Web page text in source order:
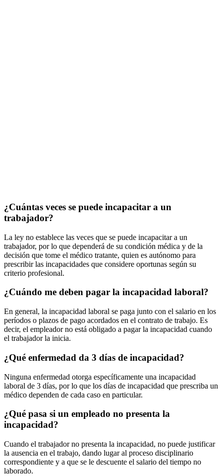
¿Cuántas veces se puede incapacitar a un
trabajador?
La ley no establece las veces que se puede incapacitar a un
trabajador, por lo que dependerá de su condición médica y de la
decisión que tome el médico tratante, quien es autónomo para
prescribir las incapacidades que considere oportunas según su
criterio profesional.
¿Cuándo me deben pagar la incapacidad laboral?
En general, la incapacidad laboral se paga junto con el salario en los
períodos o plazos de pago acordados en el contrato de trabajo. Es
decir, el empleador no está obligado a pagar la incapacidad cuando
el trabajador la inicia.
¿Qué enfermedad da 3 días de incapacidad?
Ninguna enfermedad otorga específicamente una incapacidad
laboral de 3 días, por lo que los días de incapacidad que prescriba un
médico dependen de cada caso en particular.
¿Qué pasa si un empleado no presenta la
incapacidad?
Cuando el trabajador no presenta la incapacidad, no puede justificar
la ausencia en el trabajo, dando lugar al proceso disciplinario
correspondiente y a que se le descuente el salario del tiempo no
laborado.